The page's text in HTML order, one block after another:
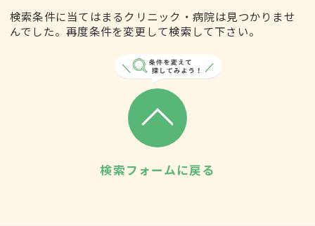
検索条件に当てはまるクリニック・病院は見つかりませ
んでした。再度条件を変更して検索して下さい。
検索フォームに戻る